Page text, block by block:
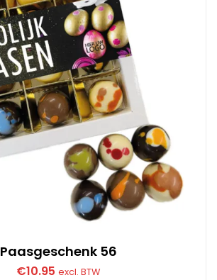
Paasgeschenk 56
€10.95 excl. BTW